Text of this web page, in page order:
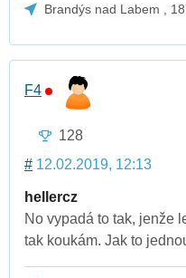
Brandýs nad Labem ,
F4
128
# 12.02.2019, 12:13
hellercz
No vypadá to tak, jenže
tak koukám. Jak to